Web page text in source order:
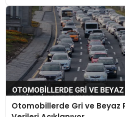
Otomobillerde Gri ve Beyaz